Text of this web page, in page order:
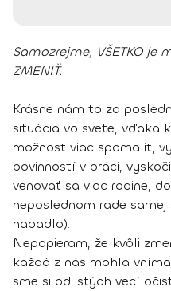
Samozrejme, VŠETKO je
ZMENIŤ.
Krásne nám to za
situácia vo svete, vďaka
možnosť viac spomaliť,
povinností v práci,
venovať sa viac rodine,
neposlednom rade
napadlo).
Nepopieram, že kvôli
každá z nás mohla
sme si od istých vecí